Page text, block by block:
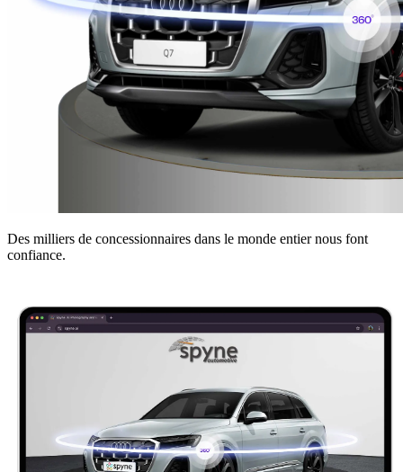
Des milliers de concessionnaires dans le monde entier nous font
confiance.